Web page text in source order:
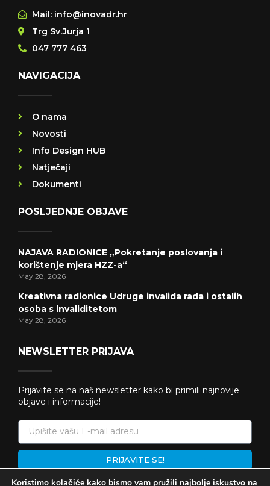
Mail: info@inovadr.hr
Trg Sv.Jurja 1
047 777 463
NAVIGACIJA
O nama
Novosti
Info Design HUB
Natječaji
Dokumenti
POSLJEDNJE OBJAVE
NAJAVA RADIONICE „Pokretanje poslovanja i
korištenje mjera HZZ-a“
May 28, 2026
Kreativna radionice Udruge invalida rada i ostalih
osoba s invaliditetom
May 28, 2026
NEWSLETTER PRIJAVA
Prijavite se na naš newsletter kako bi primili najnovije
objave i informacije!
PRIJAVITE SE!
Koristimo kolačiće kako bismo vam pružili najbolje iskustvo na